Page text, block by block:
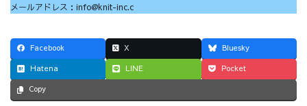
お問い合わせ
メールアドレス：info@knit-inc.c
Facebook X
Bluesky
Hatena
LINE Pocket
Copy